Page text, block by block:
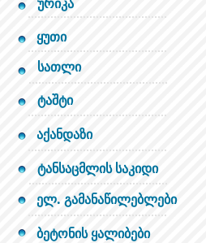
ყუთი
ტაშტი
აქანდაზი
ტანსაცმლის საკიდი
ელ. გამანაწილებლები
ბეტონის ყალიბები
სათლი